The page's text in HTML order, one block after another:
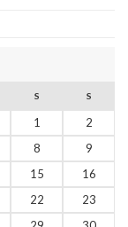
S S
1
2
8
9
15
16
22
23